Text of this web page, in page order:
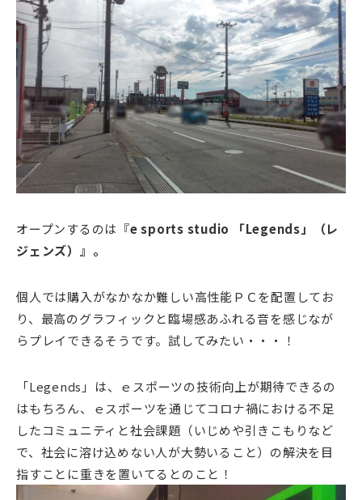
オープンするのは『e sports studio 「Legends」（レ
ジェンズ）』。
個人では購入がなかなか難しい高性能ＰＣを配置してお
り、最高のグラフィックと臨場感あふれる音を感じなが
らプレイできるそうです。試してみたい・・・！
「Legends」は、ｅスポーツの技術向上が期待できるの
はもちろん、ｅスポーツを通じてコロナ禍における不足
したコミュニティと社会課題（いじめや引きこもりなど
で、社会に溶け込めない人が大勢いること）の解決を目
指すことに重きを置いてるとのこと！